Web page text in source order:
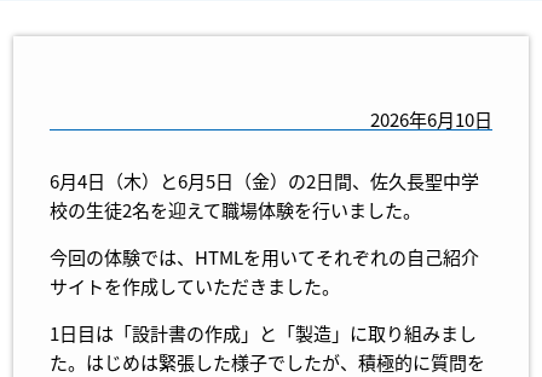
2026年6月10日
6月4日（木）と6月5日（金）の2日間、佐久長聖中学
校の生徒2名を迎えて職場体験を行いました。
今回の体験では、HTMLを用いてそれぞれの自己紹介
サイトを作成していただきました。
1日目は「設計書の作成」と「製造」に取り組みまし
た。はじめは緊張した様子でしたが、積極的に質問を